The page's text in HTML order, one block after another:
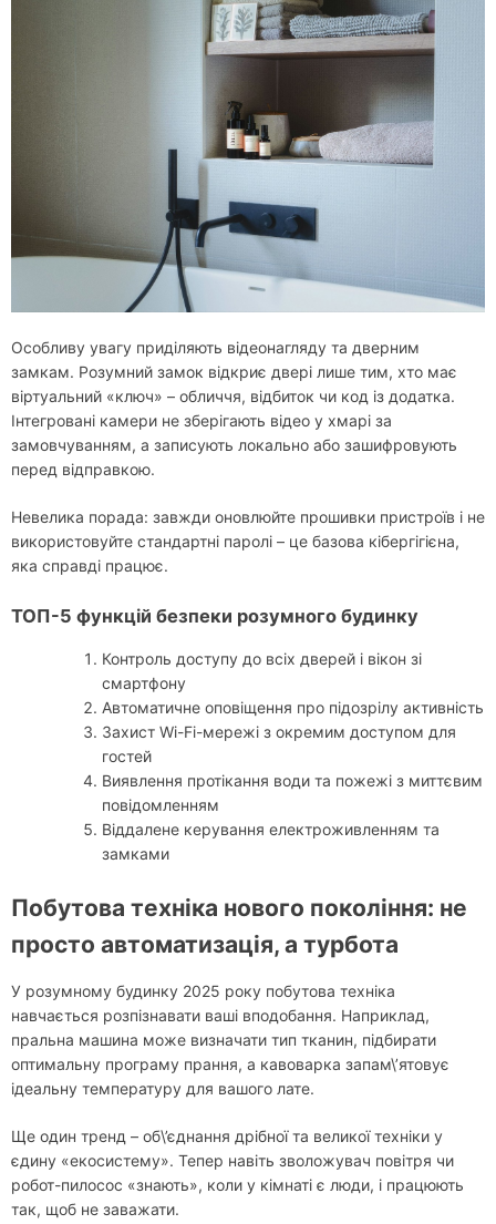
Особливу увагу приділяють відеонагляду та дверним
замкам. Розумний замок відкриє двері лише тим, хто має
віртуальний «ключ» – обличчя, відбиток чи код із додатка.
Інтегровані камери не зберігають відео у хмарі за
замовчуванням, а записують локально або зашифровують
перед відправкою.
Невелика порада: завжди оновлюйте прошивки пристроїв і не
використовуйте стандартні паролі – це базова кібергігієна,
яка справді працює.
ТОП-5 функцій безпеки розумного будинку
Контроль доступу до всіх дверей і вікон зі
смартфону
Автоматичне оповіщення про підозрілу активність
Захист Wi-Fi-мережі з окремим доступом для
гостей
Виявлення протікання води та пожежі з миттєвим
повідомленням
Віддалене керування електроживленням та
замками
Побутова техніка нового покоління: не
просто автоматизація, а турбота
У розумному будинку 2025 року побутова техніка
навчається розпізнавати ваші вподобання. Наприклад,
пральна машина може визначати тип тканин, підбирати
оптимальну програму прання, а кавоварка запам\’ятовує
ідеальну температуру для вашого лате.
Ще один тренд – об\’єднання дрібної та великої техніки у
єдину «екосистему». Тепер навіть зволожувач повітря чи
робот-пилосос «знають», коли у кімнаті є люди, і працюють
так, щоб не заважати.